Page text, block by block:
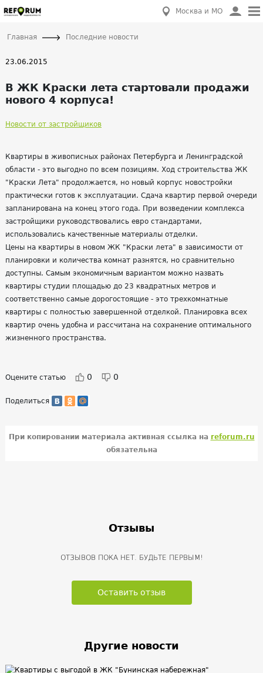
Москва и МО
Главная Последние новости
23.06.2015
В ЖК Краски лета стартовали продажи
нового 4 корпуса!
Новости от застройщиков
Квартиры в живописных районах Петербурга и Ленинградской
области - это выгодно по всем позициям. Ход строительства ЖК
"Краски Лета" продолжается, но новый корпус новостройки
практически готов к эксплуатации. Сдача квартир первой очереди
запланирована на конец этого года. При возведении комплекса
застройщики руководствовались евро стандартами,
использовались качественные материалы отделки.
Цены на квартиры в новом ЖК "Краски лета" в зависимости от
планировки и количества комнат разнятся, но сравнительно
доступны. Самым экономичным вариантом можно назвать
квартиры студии площадью до 23 квадратных метров и
соответственно самые дорогостоящие - это трехкомнатные
квартиры с полностью завершенной отделкой. Планировка всех
квартир очень удобна и рассчитана на сохранение оптимального
жизненного пространства.
Оцените статью 0 0
Поделиться
При копировании материала активная ссылка на reforum.ru
обязательна
Отзывы
ОТЗЫВОВ ПОКА НЕТ. БУДЬТЕ ПЕРВЫМ!
Оставить отзыв
Другие новости